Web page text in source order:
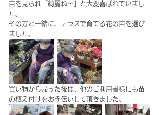
苗を見られ「綺麗ね～」と大変喜ばれていまし
た。
その方と一緒に、テラスで育てる花の苗を選び
ました。
買い物から帰った後は、他のご利用者様にも苗
の植え付けをお手伝いして頂きました。